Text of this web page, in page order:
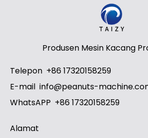
Produsen Mesin Kacang
Telepon +86 17320158259
E-mail info@peanuts-
WhatsAPP +86 17320158259
Alamat